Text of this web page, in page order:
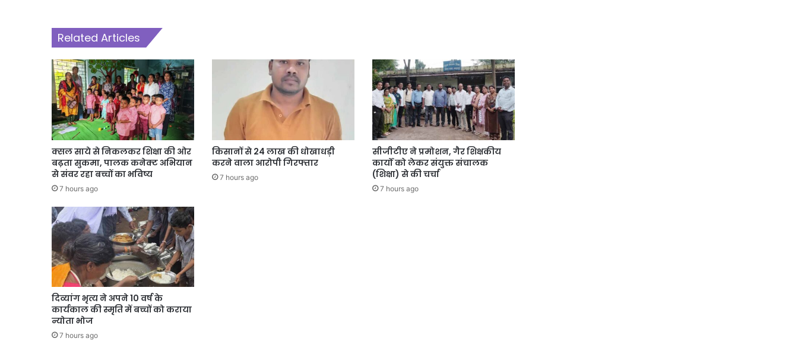
Related Articles
क्सल साये से निकलकर शिक्षा की ओर
बढ़ता सुकमा, पालक कनेक्ट अभियान
से संवर रहा बच्चों का भविष्य
7 hours ago
किसानों से 24 लाख की धोखाधड़ी
करने वाला आरोपी गिरफ्तार
7 hours ago
सीजीटीए ने प्रमोशन, गैर शिक्षकीय
कार्यों को लेकर संयुक्त संचालक
(शिक्षा) से की चर्चा
7 hours ago
दिव्यांग भृत्य ने अपने 10 वर्ष के
कार्यकाल की स्मृति में बच्चों को कराया
न्योता भोज
7 hours ago